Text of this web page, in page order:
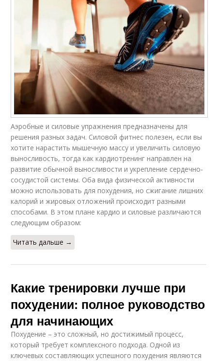
Аэробные и силовые упражнения предназначены для
решения разных задач. Силовой фитнес полезен, если вы
хотите нарастить мышечную массу и увеличить силовую
выносливость, тогда как кардиотренинг направлен на
развитие обычной выносливости и укрепление сердечно-
сосудистой системы. Оба вида физической активности
можно использовать для похудения, но сжигание лишних
калорий и жировых отложений происходит разными
способами. В этом плане кардио и силовые различаются
следующим образом:
Читать дальше →
Какие тренировки лучше при
похудении: полное руководство
для начинающих
Похудение – это сложный, но достижимый процесс,
который требует комплексного подхода. Одной из
ключевых составляющих успешного похудения являются